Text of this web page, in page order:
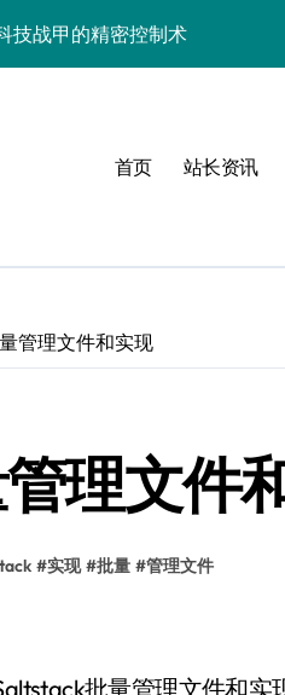
技战甲的精密控制术
解析，站长学院助你科技通关
边缘AI开发者的数据科技利器
科技驱动的高效实践精要
技术实战精解与科技应用
精析与科技实战赋能方案
：iOS后端科技实战精要
首页 站长资讯
管理文件和实现
理文件
#实现 #批量 #管理文件